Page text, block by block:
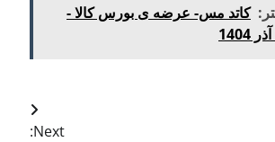
کاتد مس- عرضه ی بورس کالا -
Next: